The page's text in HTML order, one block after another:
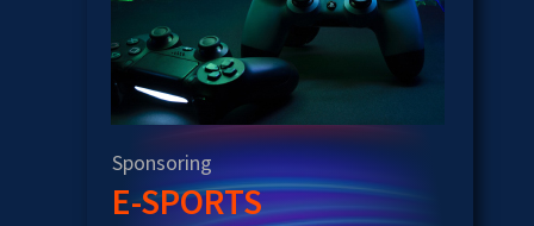
Sponsoring
E-SPORTS